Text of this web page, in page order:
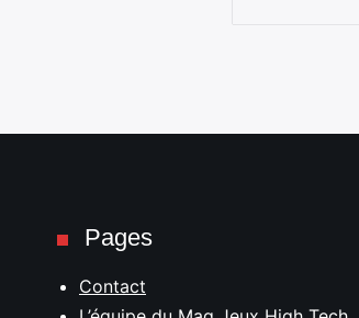
Pages
Contact